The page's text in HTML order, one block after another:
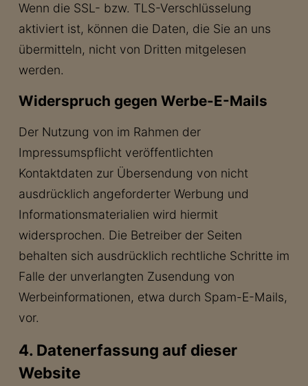
Wenn die SSL- bzw. TLS-Verschlüsselung
aktiviert ist, können die Daten, die Sie an uns
übermitteln, nicht von Dritten mitgelesen
werden.
Widerspruch gegen Werbe-E-Mails
Der Nutzung von im Rahmen der
Impressumspflicht veröffentlichten
Kontaktdaten zur Übersendung von nicht
ausdrücklich angeforderter Werbung und
Informationsmaterialien wird hiermit
widersprochen. Die Betreiber der Seiten
behalten sich ausdrücklich rechtliche Schritte im
Falle der unverlangten Zusendung von
Werbeinformationen, etwa durch Spam-E-Mails,
vor.
4. Datenerfassung auf dieser
Website